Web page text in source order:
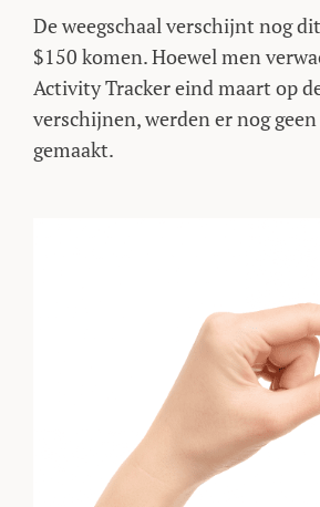
De weegschaal verschijnt nog
$150 komen. Hoewel men
Activity Tracker eind maart op
verschijnen, werden er nog
gemaakt.